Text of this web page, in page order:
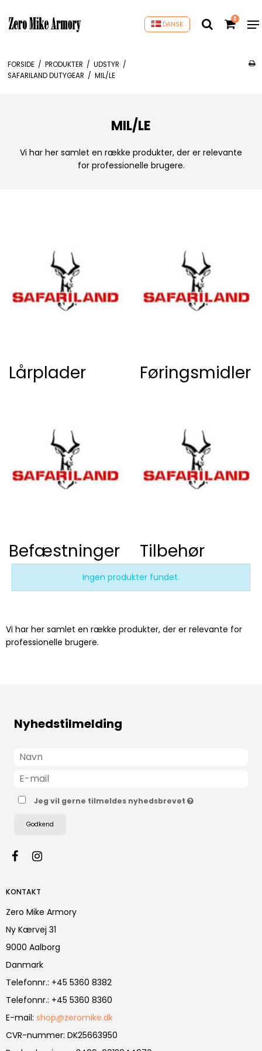
DANSK
0
FORSIDE / PRODUKTER / UDSTYR /
SAFARILAND DUTYGEAR / MIL/LE
MIL/LE
Vi har her samlet en række produkter, der er relevante
for professionelle brugere.
Lårplader Føringsmidler
Befæstninger Tilbehør
Ingen produkter fundet.
Vi har her samlet en række produkter, der er relevante for
professionelle brugere.
Nyhedstilmelding
Jeg vil gerne tilmeldes nyhedsbrevet
Godkend
KONTAKT
Zero Mike Armory
Ny Kærvej 31
9000 Aalborg
Danmark
Telefonnr.: +45 5360 8382
Telefonnr.: +45 5360 8360
E-mail: shop@zeromike.dk
CVR-nummer: DK25663950